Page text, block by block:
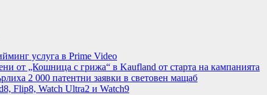
услуга в Prime Video
от „Кошница с грижа“ в Kaufland от старта на кампанията
2 000 патентни заявки в световен мащаб
Flip8, Watch Ultra2 и Watch9